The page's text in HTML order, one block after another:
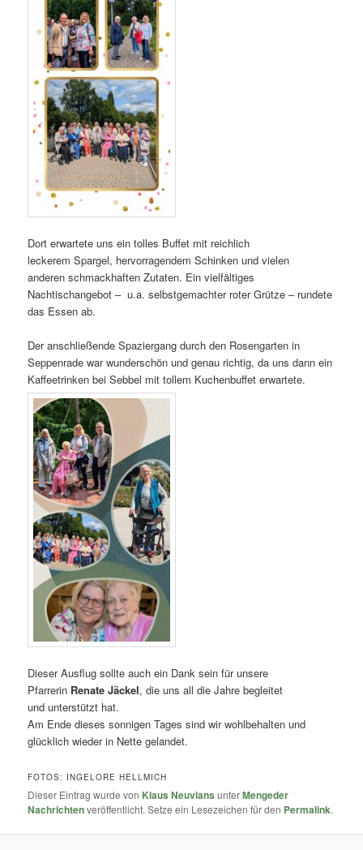
Dort erwartete uns ein tolles Buffet mit reichlich
leckerem Spargel, hervorragendem Schinken und vielen
anderen schmackhaften Zutaten. Ein vielfältiges
Nachtischangebot –u.a. selbstgemachter roter Grütze – rundete
das Essen ab.
Der anschließende Spaziergang durch den Rosengarten in
Seppenrade war wunderschön und genau richtig, da uns dann ein
Kaffeetrinken bei Sebbel mit tollem Kuchenbuffet erwartete.
Dieser Ausflug sollte auch ein Dank sein für unsere
Pfarrerin Renate Jäckel, die uns all die Jahre begleitet
und unterstützt hat.
Am Ende dieses sonnigen Tages sind wir wohlbehalten und
glücklich wieder in Nette gelandet.
FOTOS: INGELORE HELLMICH
Dieser Eintrag wurde von Klaus Neuvians unterMengeder
Nachrichtenveröffentlicht. Setze ein Lesezeichen für den Permalink.